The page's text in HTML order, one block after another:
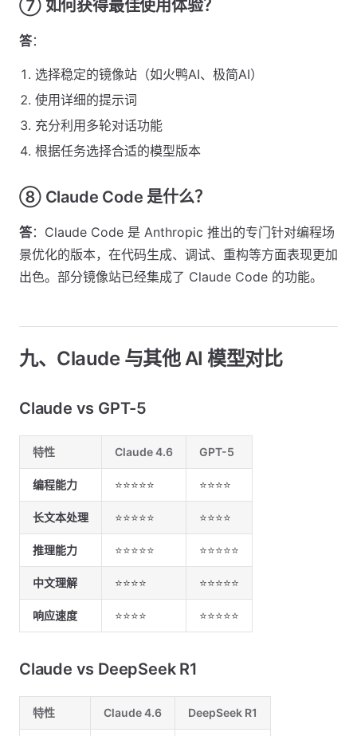
⑦ 如何获得最佳使用体验？
答：
选择稳定的镜像站（如火鸭AI、极简AI）
使用详细的提示词
充分利用多轮对话功能
根据任务选择合适的模型版本
⑧ Claude Code 是什么？
答：Claude Code 是 Anthropic 推出的专门针对编程场
景优化的版本，在代码生成、调试、重构等方面表现更加
出色。部分镜像站已经集成了 Claude Code 的功能。
九、Claude 与其他 AI 模型对比
Claude vs GPT-5
特性 Claude 4.6 GPT-5
编程能力 ⭐⭐⭐⭐⭐ ⭐⭐⭐⭐
长文本处理 ⭐⭐⭐⭐⭐ ⭐⭐⭐⭐
推理能力 ⭐⭐⭐⭐⭐ ⭐⭐⭐⭐⭐
中文理解 ⭐⭐⭐⭐ ⭐⭐⭐⭐⭐
响应速度 ⭐⭐⭐⭐ ⭐⭐⭐⭐⭐
Claude vs DeepSeek R1
特性 Claude 4.6 DeepSeek R1